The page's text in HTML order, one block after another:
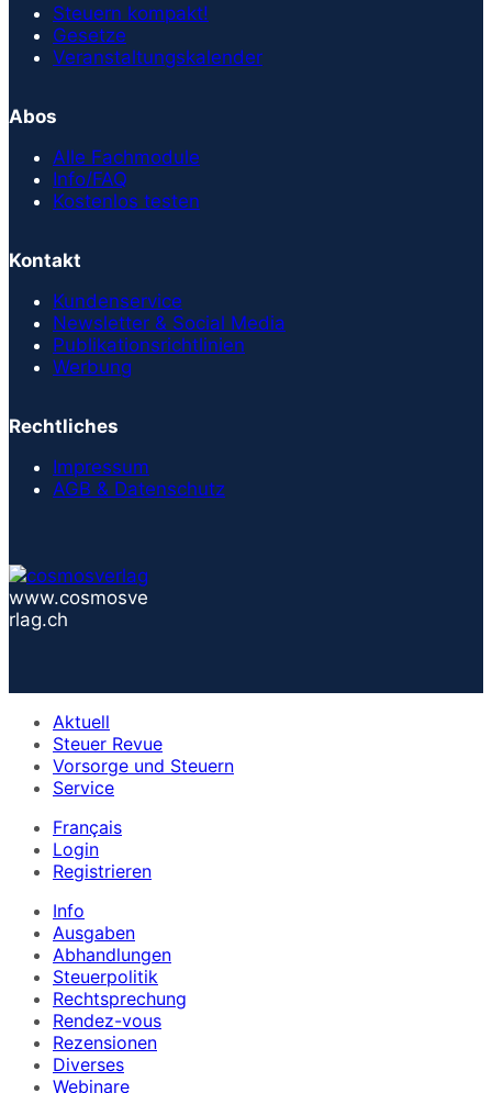
Steuern kompakt!
Gesetze
Veranstaltungskalender
Abos
Alle Fachmodule
Info/FAQ
Kostenlos testen
Kontakt
Kundenservice
Newsletter & Social Media
Publikationsrichtlinien
Werbung
Rechtliches
Impressum
AGB & Datenschutz
www.cosmosve
rlag.ch
Aktuell
Steuer Revue
Vorsorge und Steuern
Service
Français
Login
Registrieren
Info
Ausgaben
Abhandlungen
Steuerpolitik
Rechtsprechung
Rendez-vous
Rezensionen
Diverses
Webinare